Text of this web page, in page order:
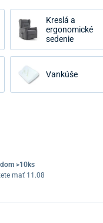
Kreslá a
ergonomické
sedenie
Vankúše
>10ks
mať 11.08